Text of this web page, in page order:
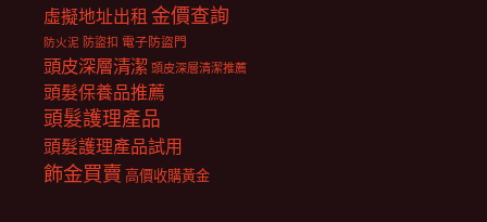
虛擬地址出租 金價查詢
防火泥 防盜扣 電子防盜門
頭皮深層清潔 頭皮深層清潔推薦
頭髮保養品推薦
頭髮護理產品
頭髮護理產品試用
飾金買賣 高價收購黃金